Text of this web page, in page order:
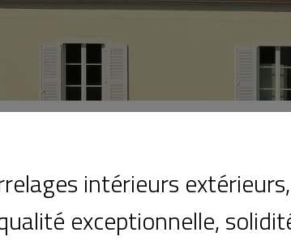
intérieurs
exceptionnelle,